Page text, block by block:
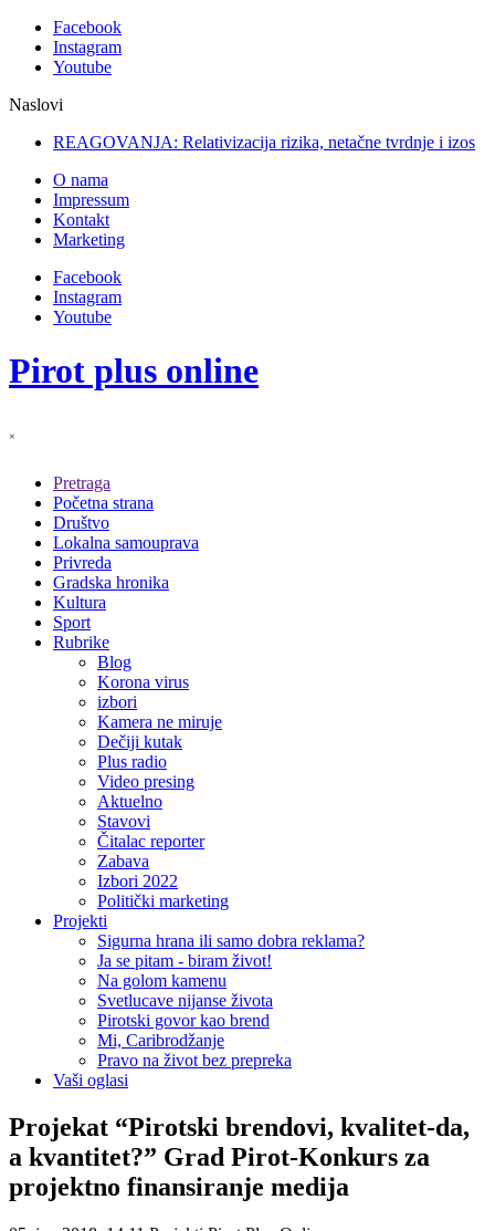
Facebook
Instagram
Youtube
Naslovi
REAGOVANJA: Relativizacija rizika, netačne tvrdnje i
O nama
Impressum
Kontakt
Facebook
Instagram
Pirot plus online
Pretraga
Početna strana
Društvo
Lokalna samouprava
Privreda
Gradska hronika
Kultura
Sport
Rubrike
Blog
Korona virus
izbori
Kamera ne miruje
Dečiji kutak
Plus radio
Video presing
Aktuelno
Stavovi
Čitalac reporter
Zabava
Izbori 2022
Politički marketing
Projekti
Sigurna hrana ili samo dobra reklama?
Ja se pitam - biram život!
Na golom kamenu
Svetlucave nijanse života
Pirotski govor kao brend
Mi, Caribrodžanje
Pravo na život bez prepreka
Projekat “Pirotski brendovi, kvalitet-da,
a kvantitet?” Grad Pirot-Konkurs za
projektno finansiranje medija